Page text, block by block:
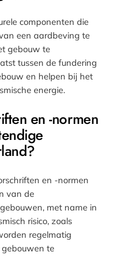
componenten die
een aardbeving te
gebouw te
tussen de fundering
en helpen bij het
energie.
en -normen
en -normen
van de
met name in
risico, zoals
regelmatig
te